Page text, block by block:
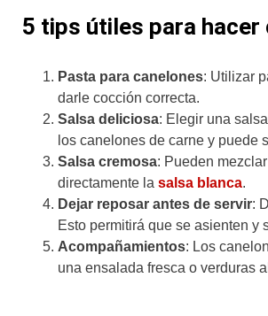
5 tips útiles para hacer
Pasta para canelones: Utilizar
darle cocción correcta.
Salsa deliciosa: Elegir una
los canelones de carne y puede
Salsa cremosa: Pueden
directamente la salsa blanca.
Dejar reposar antes de servir:
Esto permitirá que se asienten y
Acompañamientos: Los
una ensalada fresca o verduras